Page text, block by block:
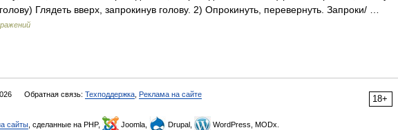
Глядеть вверх, запрокинув голову. 2) Опрокинуть, перевернуть. Запроки/ …
18+
Обратная связь: Техподдержка Реклама на сайте
сайты , сделанные на PHP, Joomla, Drupal, WordPress, MODx.